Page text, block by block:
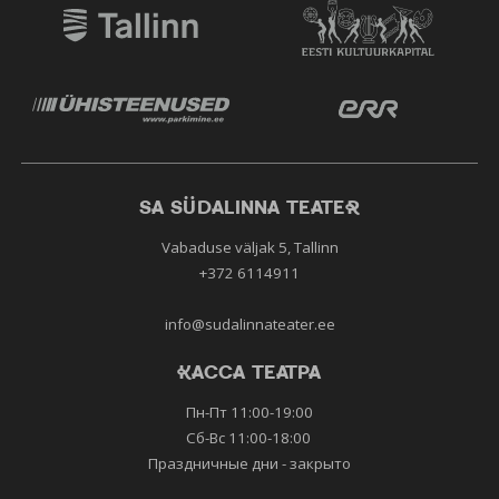
К.Никитина по стихам С. Я. Маршака «Кто стучится в
дверь ко мне?» (Реж. А. Мамкаева) -Согласная буква
(Реж. С. Федотов)
Л. Кэрролл "Алиса" - Шляпник (Реж. Ю. Лайкова)
А. Островский "Мудрец" - Егор Васильич
Э. Т. А. Гофман «Щелкунчик» - Мышиный король (Реж.
А. Д. Лернер и Ф. Лоу "Моя прекрасная леди" - Том,
джентельмен из Ковент-Гарден, торговец (Реж. А.
А. Пушкин "Руслан и Людмила" (Реж. Д.Азаров)
SA SÜDALINNA TEATER
Vabaduse väljak 5, Tallinn
+372 6114911
info@sudalinnateater.ee
КАССА ТЕАТРА
Пн-Пт 11:00-19:00
Сб-Вс 11:00-18:00
Праздничные дни - закрыто